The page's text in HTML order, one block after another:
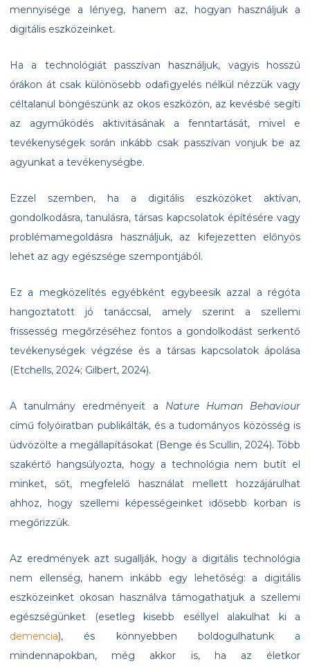
mennyisége a lényeg, hanem az, hogyan használjuk a
digitális eszközeinket.
Ha a technológiát passzívan használjuk, vagyis hosszú
órákon át csak különösebb odafigyelés nélkül nézzük vagy
céltalanul böngészünk az okos eszközön, az kevésbé segíti
az agyműködés aktivitásának a fenntartását, mivel e
tevékenységek során inkább csak passzívan vonjuk be az
agyunkat a tevékenységbe.
Ezzel szemben, ha a digitális eszközöket aktívan,
gondolkodásra, tanulásra, társas kapcsolatok építésére vagy
problémamegoldásra használjuk, az kifejezetten előnyös
lehet az agy egészsége szempontjából.
Ez a megközelítés egyébként egybeesik azzal a régóta
hangoztatott jó tanáccsal, amely szerint a szellemi
frissesség megőrzéséhez fontos a gondolkodást serkentő
tevékenységek végzése és a társas kapcsolatok ápolása
(Etchells, 2024; Gilbert, 2024).
A tanulmány eredményeit a Nature Human Behaviour
című folyóiratban publikálták, és a tudományos közösség is
üdvözölte a megállapításokat (Benge és Scullin, 2024). Több
szakértő hangsúlyozta, hogy a technológia nem butít el
minket, sőt, megfelelő használat mellett hozzájárulhat
ahhoz, hogy szellemi képességeinket idősebb korban is
megőrizzük.
Az eredmények azt sugallják, hogy a digitális technológia
nem ellenség, hanem inkább egy lehetőség: a digitális
eszközeinket okosan használva támogathatjuk a szellemi
egészségünket (esetleg kisebb eséllyel alakulhat ki a
demencia), és könnyebben boldogulhatunk a
mindennapokban, még akkor is, ha az életkor